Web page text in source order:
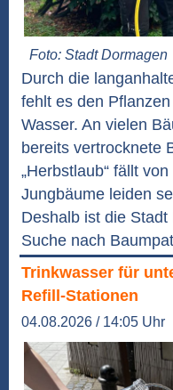
Foto: Stadt Dormagen
Durch die
fehlt es den
Wasser. An vielen
bereits vertrocknete
„Herbstlaub“ fällt
Jungbäume leiden
Deshalb ist die
Suche nach
Trinkwasser für
Refill-Stationen
04.08.2026 / 14:05 Uhr